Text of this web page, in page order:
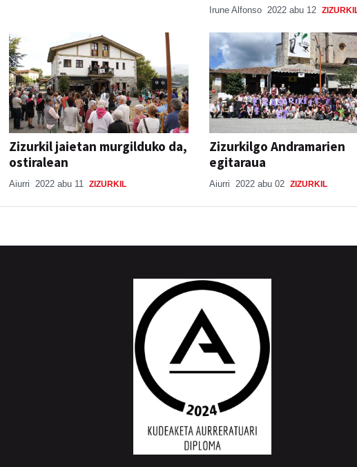
Irune Alfonso 2022 abu 12
Zizurkil jaietan murgilduko da,
ostiralean
Aiurri 2022 abu 11 ZIZURKIL
Zizurkilgo Andramarien
egitaraua
Aiurri 2022 abu 02 ZIZURKIL